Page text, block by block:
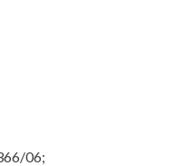
06;